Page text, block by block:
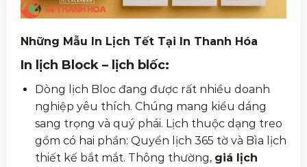
Những Mẫu In Lịch Tết Tại In Thanh Hóa
In lịch Block – lịch blốc:
Dòng lịch Bloc đang được rất nhiều doanh
nghiệp yêu thích. Chúng mang kiểu dáng
sang trọng và quý phái. Lịch thuộc dạng treo
gồm có hai phần: Quyển lịch 365 tờ và Bìa lịch
thiết kế bắt mắt. Thông thường, giá lịch